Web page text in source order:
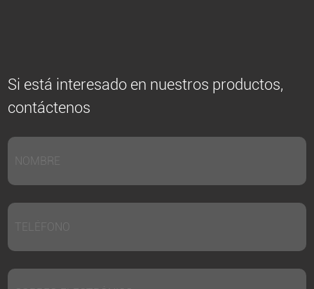
Si está interesado en nuestros productos,
contáctenos